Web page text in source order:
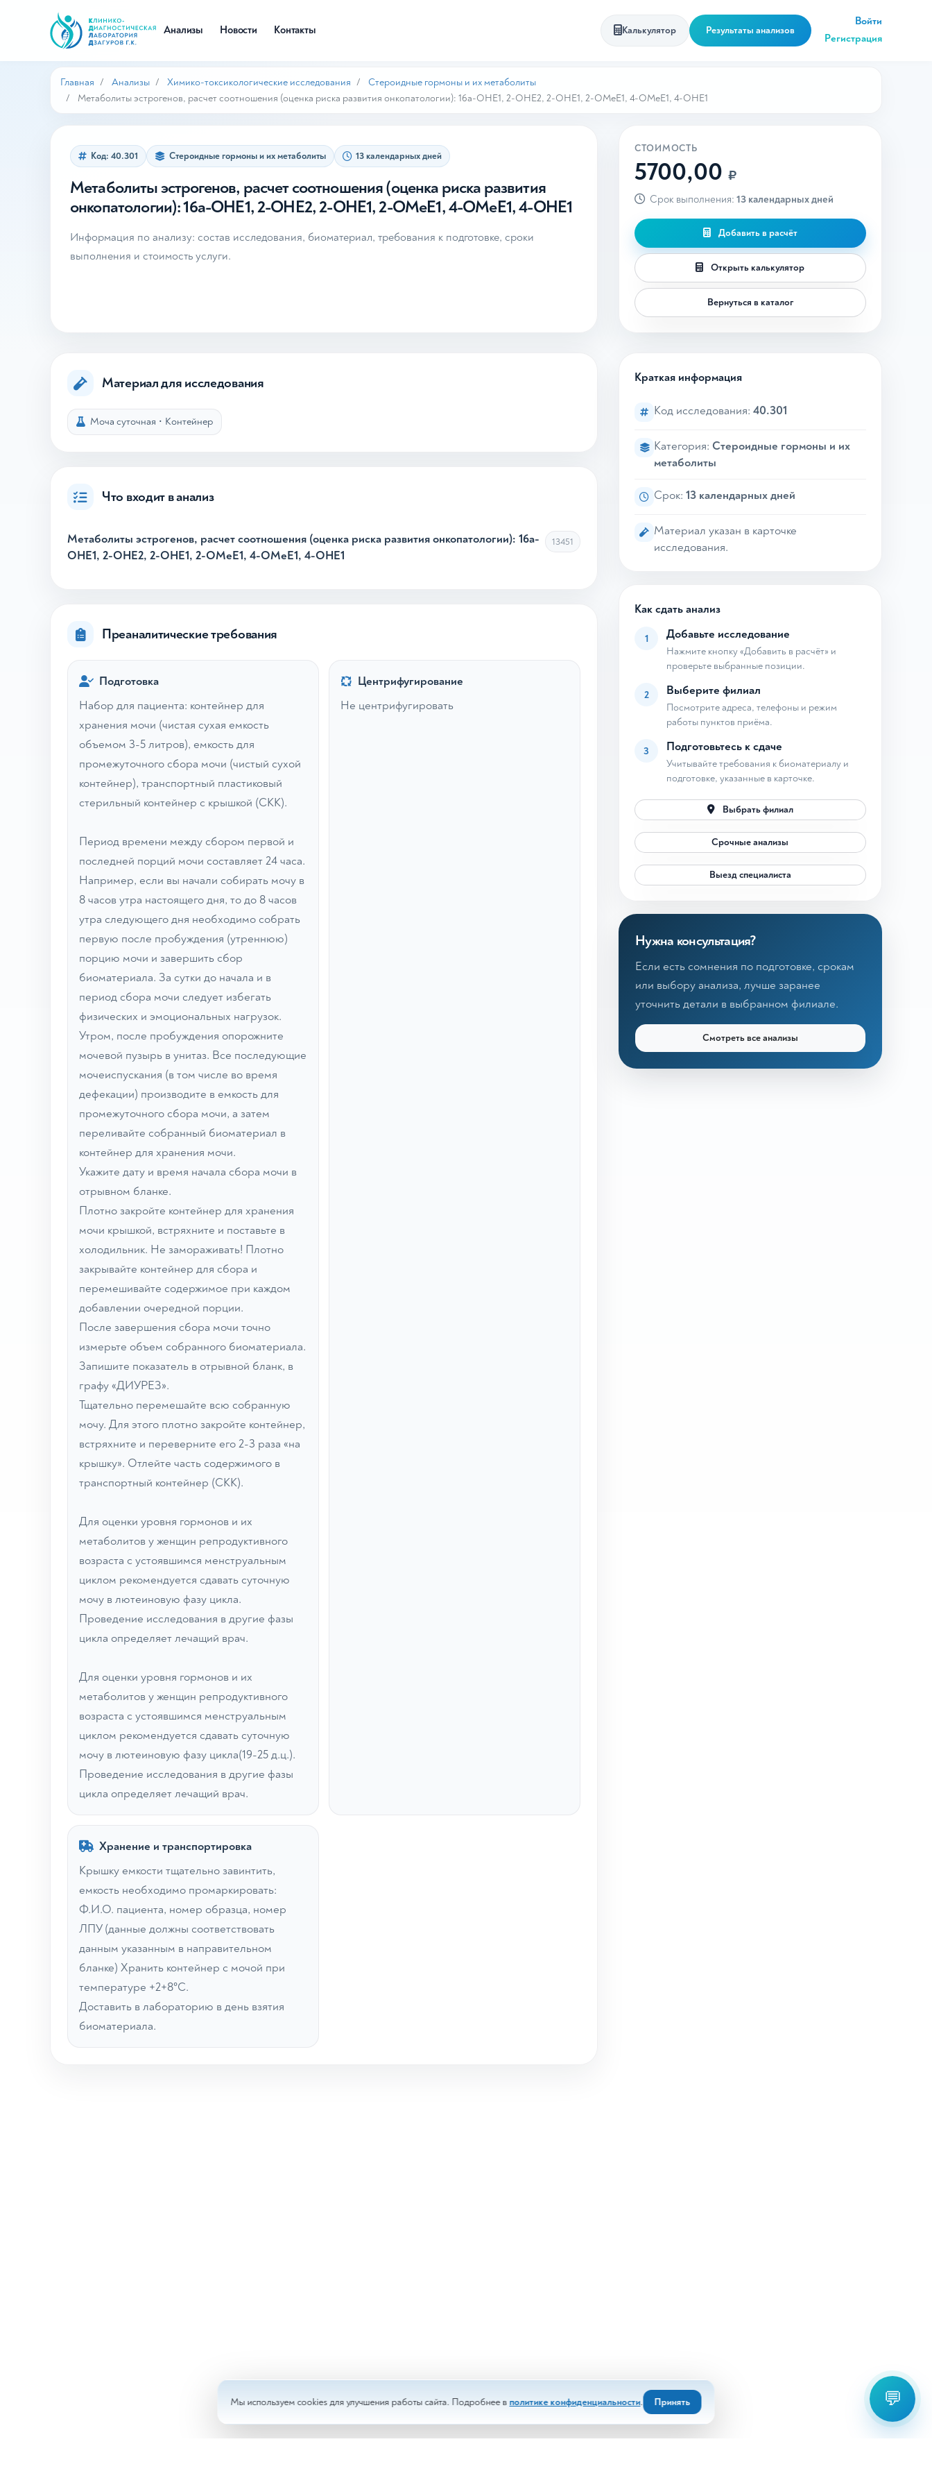
Анализы Новости Контакты Калькулятор Результаты анализов
Войти
Регистрация
Главная Анализы Химико-токсикологические исследования
Стероидные гормоны и их метаболиты
Метаболиты эстрогенов, расчет соотношения (оценка риска развития онкопатологии): 16а-ОНЕ1, 2-ОНЕ2, 2-ОНЕ1, 2-ОМеЕ1, 4-ОМеЕ1, 4-ОНЕ1
Код: 40.301 Стероидные гормоны и их метаболиты 13 календарных дней
Метаболиты эстрогенов, расчет соотношения (оценка риска развития
онкопатологии): 16а-ОНЕ1, 2-ОНЕ2, 2-ОНЕ1, 2-ОМеЕ1, 4-ОМеЕ1, 4-ОНЕ1
Информация по анализу: состав исследования, биоматериал, требования к подготовке, сроки
выполнения и стоимость услуги.
СТОИМОСТЬ
5700,00 ₽
Срок выполнения: 13 календарных дней
Добавить в расчёт
Открыть калькулятор
Вернуться в каталог
Материал для исследования
Моча суточная • Контейнер
Что входит в анализ
Метаболиты эстрогенов, расчет соотношения (оценка риска развития онкопатологии): 16а-
ОНЕ1, 2-ОНЕ2, 2-ОНЕ1, 2-ОМеЕ1, 4-ОМеЕ1, 4-ОНЕ1
13451
Преаналитические требования
Подготовка
Набор для пациента: контейнер для
хранения мочи (чистая сухая емкость
объемом 3-5 литров), емкость для
промежуточного сбора мочи (чистый сухой
контейнер), транспортный пластиковый
стерильный контейнер с крышкой (СКК).
Период времени между сбором первой и
последней порций мочи составляет 24 часа.
Например, если вы начали собирать мочу в
8 часов утра настоящего дня, то до 8 часов
утра следующего дня необходимо собрать
первую после пробуждения (утреннюю)
порцию мочи и завершить сбор
биоматериала. За сутки до начала и в
период сбора мочи следует избегать
физических и эмоциональных нагрузок.
Утром, после пробуждения опорожните
мочевой пузырь в унитаз. Все последующие
мочеиспускания (в том числе во время
дефекации) производите в емкость для
промежуточного сбора мочи, а затем
переливайте собранный биоматериал в
контейнер для хранения мочи.
Укажите дату и время начала сбора мочи в
отрывном бланке.
Плотно закройте контейнер для хранения
мочи крышкой, встряхните и поставьте в
холодильник. Не замораживать! Плотно
закрывайте контейнер для сбора и
перемешивайте содержимое при каждом
добавлении очередной порции.
После завершения сбора мочи точно
измерьте объем собранного биоматериала.
Запишите показатель в отрывной бланк, в
графу «ДИУРЕЗ».
Тщательно перемешайте всю собранную
мочу. Для этого плотно закройте контейнер,
встряхните и переверните его 2-3 раза «на
крышку». Отлейте часть содержимого в
транспортный контейнер (СКК).
Для оценки уровня гормонов и их
метаболитов у женщин репродуктивного
возраста с устоявшимся менструальным
циклом рекомендуется сдавать суточную
мочу в лютеиновую фазу цикла.
Проведение исследования в другие фазы
цикла определяет лечащий врач.
Для оценки уровня гормонов и их
метаболитов у женщин репродуктивного
возраста с устоявшимся менструальным
циклом рекомендуется сдавать суточную
мочу в лютеиновую фазу цикла(19-25 д.ц.).
Проведение исследования в другие фазы
цикла определяет лечащий врач.
Центрифугирование
Не центрифугировать
Хранение и транспортировка
Крышку емкости тщательно завинтить,
емкость необходимо промаркировать:
Ф.И.О. пациента, номер образца, номер
ЛПУ (данные должны соответствовать
данным указанным в направительном
бланке) Хранить контейнер с мочой при
температуре +2+8°С.
Доставить в лабораторию в день взятия
биоматериала.
Краткая информация
Код исследования: 40.301
Категория: Стероидные гормоны и их
метаболиты
Срок: 13 календарных дней
Материал указан в карточке
исследования.
Как сдать анализ
1 Добавьте исследование
Нажмите кнопку «Добавить в расчёт» и
проверьте выбранные позиции.
2 Выберите филиал
Посмотрите адреса, телефоны и режим
работы пунктов приёма.
3 Подготовьтесь к сдаче
Учитывайте требования к биоматериалу и
подготовке, указанные в карточке.
Выбрать филиал
Срочные анализы
Выезд специалиста
Нужна консультация?
Если есть сомнения по подготовке, срокам
или выбору анализа, лучше заранее
уточнить детали в выбранном филиале.
Смотреть все анализы
Мы используем cookies для улучшения работы сайта. Подробнее в политике конфиденциальности. Принять 💬